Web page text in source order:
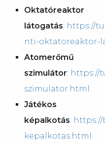
Oktatóreaktor
látogatás: https://
nti-oktatoreaktor-
Atomerőmű
szimulátor: https://
szimulator.html
Játékos
képalkotás: https://
kepalkotas.html